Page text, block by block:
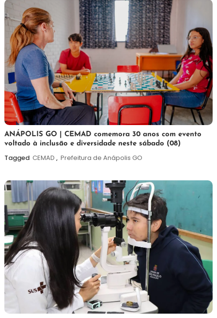
7
de
agosto
Maurilio
ANÁPOLIS GO | CEMAD comemora 30 anos com evento
voltado à inclusão e diversidade neste sábado (08)
Tagged CEMAD , Prefeitura de Anápolis GO